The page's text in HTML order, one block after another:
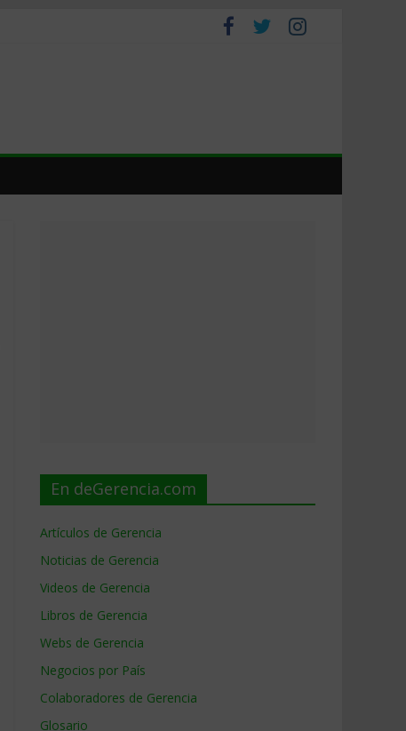
En deGerencia.com
Artículos de Gerencia
Noticias de Gerencia
Videos de Gerencia
Libros de Gerencia
Webs de Gerencia
Negocios por País
Colaboradores de Gerencia
Glosario